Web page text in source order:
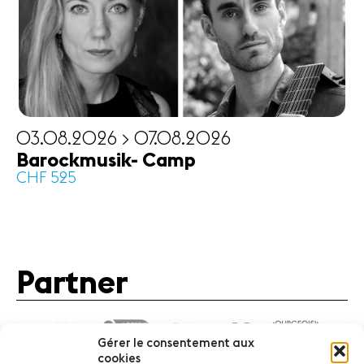
Gérer le consentement aux
cookies
Partner
News
Konzerte
Freiwillige
Medien
Presse
03.08.2026 > 07.08.2026
Barockmusik- Camp
CHF 525
Partner